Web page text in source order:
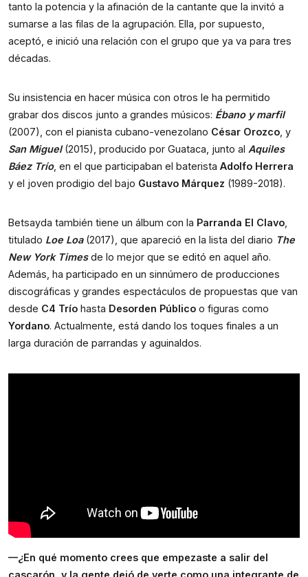
tanto la potencia y la afinación de la cantante que la invitó a
sumarse a las filas de la agrupación. Ella, por supuesto,
aceptó, e inició una relación con el grupo que ya va para tres
décadas.
Su insistencia en hacer música con otros le ha permitido
grabar dos discos junto a grandes músicos: Ébano y marfil
(2007), con el pianista cubano-venezolano César Orozco , y
San Miguel(2015), producido por Guataca, junto al Aquiles
Báez Trío, en el que participaban el baterista Adolfo Herrera
y el joven prodigio del bajo Gustavo Márquez (1989-2018).
Betsayda también tiene un álbum con la Parranda El Clavo
titulado Loe Loa(2017), que apareció en la lista del diario The
New York Timesde lo mejor que se editó en aquel año.
Además, ha participado en un sinnúmero de producciones
discográficas y grandes espectáculos de propuestas que van
desde C4 Trío hasta Desorden Público o figuras como
Yordano. Actualmente, está dando los toques finales a un
larga duración de parrandas y aguinaldos.
—¿En qué momento crees que empezaste a salir del
cascarón, y la gente dejó de verte como una integrante de